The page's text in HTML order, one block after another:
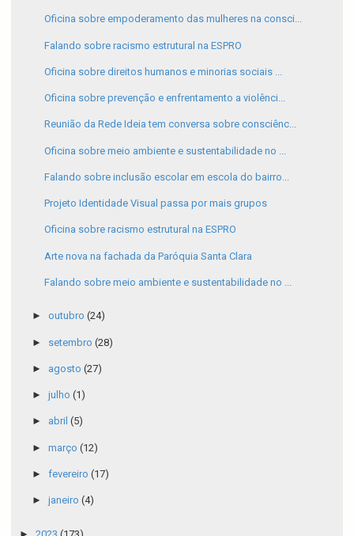
Oficina sobre empoderamento das mulheres na consci...
Falando sobre racismo estrutural na ESPRO
Oficina sobre direitos humanos e minorias sociais ...
Oficina sobre prevenção e enfrentamento a violênci...
Reunião da Rede Ideia tem conversa sobre consciênc...
Oficina sobre meio ambiente e sustentabilidade no ...
Falando sobre inclusão escolar em escola do bairro...
Projeto Identidade Visual passa por mais grupos
Oficina sobre racismo estrutural na ESPRO
Arte nova na fachada da Paróquia Santa Clara
Falando sobre meio ambiente e sustentabilidade no ...
► outubro (24)
► setembro (28)
► agosto (27)
► julho (1)
► abril (5)
► março (12)
► fevereiro (17)
► janeiro (4)